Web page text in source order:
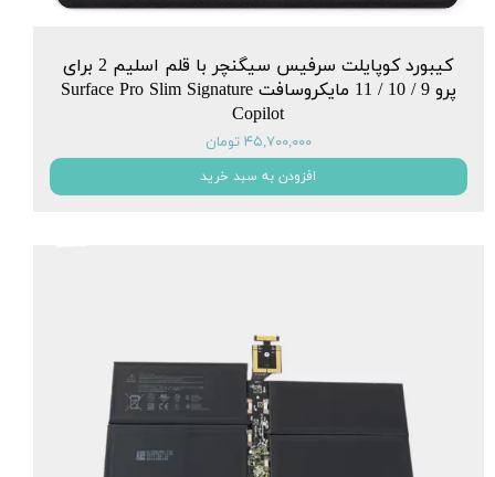
کیبورد کوپایلت سرفیس سیگنچر با قلم اسلیم 2 برای
پرو 9 / 10 / 11 مایکروسافت Surface Pro Slim Signature
Copilot
۴۵,۷۰۰,۰۰۰ تومان
افزودن به سبد خرید